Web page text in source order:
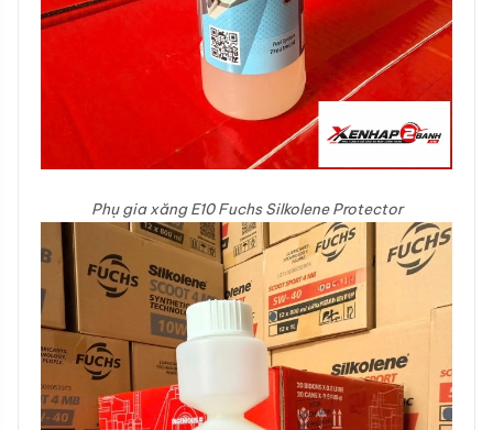
Phụ gia xăng E10 Fuchs Silkolene Protector